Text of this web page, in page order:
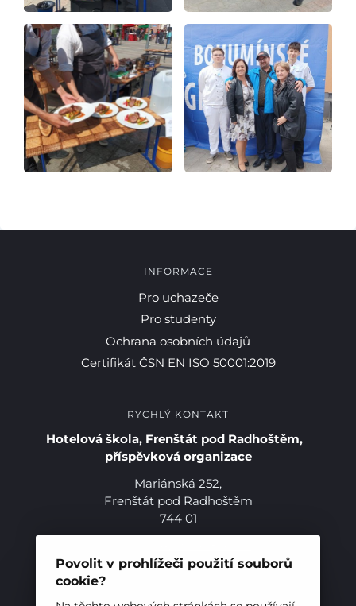
Povolit v prohlížeči použití souborů
cookie?
Pro studenty
Pro uchazeče
INFORMACE
Pro uchazeče
Pro studenty
Ochrana osobních údajů
Certifikát ČSN EN ISO 50001:2019
RYCHLÝ KONTAKT
Hotelová škola, Frenštát pod Radhoštěm,
příspěvková organizace
Mariánská 252,
Frenštát pod Radhoštěm
744 01
E-mail:sekretariat@hotelovkafren.cz
Datová schránka: bc5jrez
IČ: 00576441